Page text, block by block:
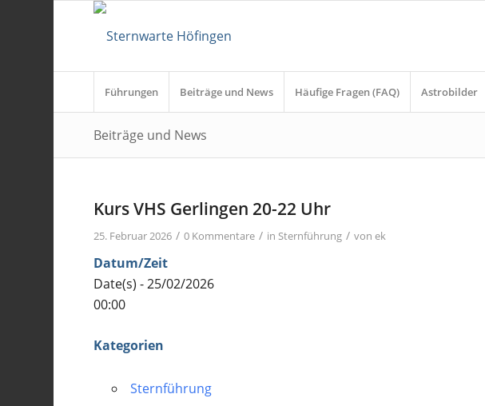
Führungen Beiträge und News Häufige Fragen (FAQ) Astrobilder
Beiträge und News
Kurs VHS Gerlingen 20-22 Uhr
25. Februar 2026 / 0 Kommentare / in Sternführung / vonek
Datum/Zeit
Date(s) - 25/02/2026
00:00
Kategorien
Sternführung